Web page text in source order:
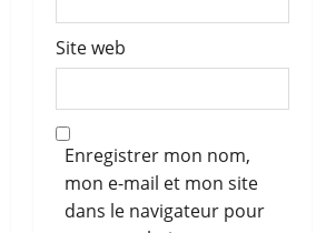
Site web
Enregistrer mon nom,
mon e-mail et mon site
dans le navigateur pour